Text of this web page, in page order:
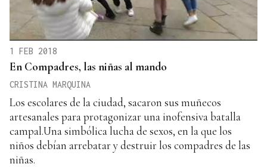
1 FEB 2018
En Compadres, las niñas al mando
CRISTINA MARQUINA
Los escolares de la ciudad, sacaron sus muñecos
artesanales para protagonizar una inofensiva batalla
campal.Una simbólica lucha de sexos, en la que los
niños debían arrebatar y destruir los compadres de las
niñas.